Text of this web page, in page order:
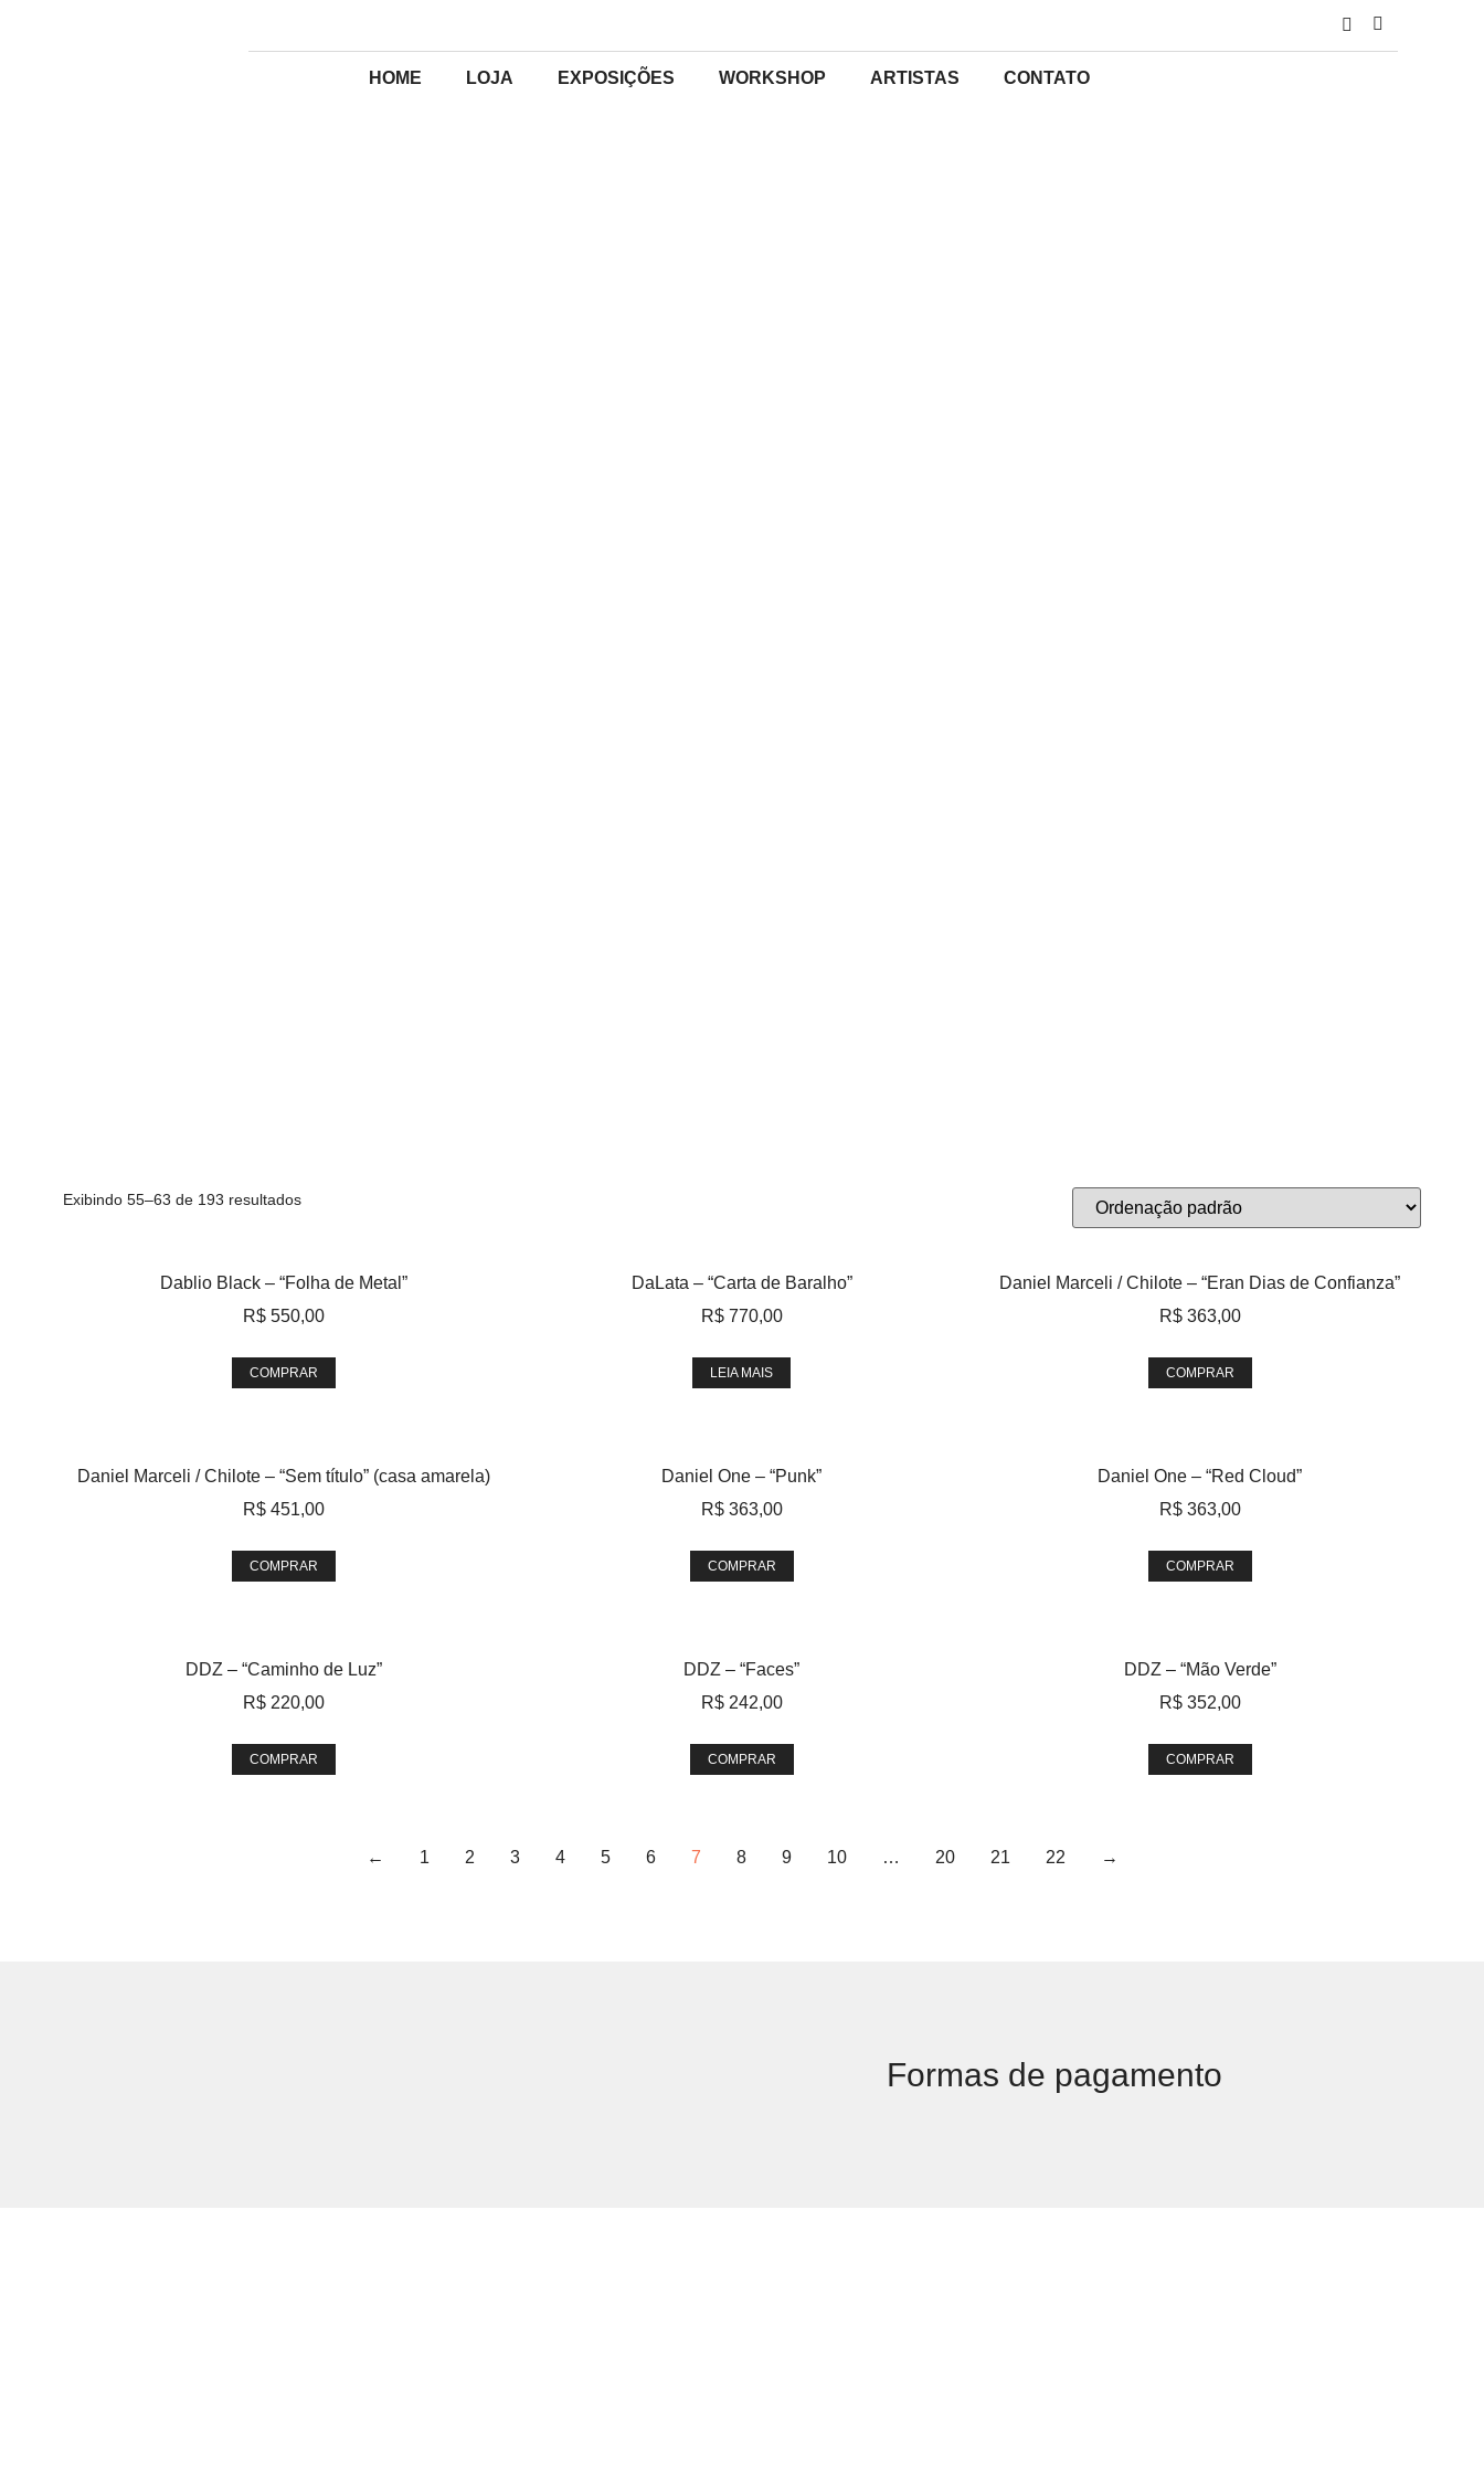
HOME LOJA EXPOSIÇÕES WORKSHOP ARTISTAS CONTATO
Exibindo 55–63 de 193 resultados
Dablio Black – “Folha de Metal”
R$ 550,00
COMPRAR
DaLata – “Carta de Baralho”
R$770,00
LEIA MAIS
Daniel Marceli / Chilote – “Eran Dias de Confianza”
R$363,00
COMPRAR
Daniel Marceli / Chilote – “Sem título” (casa amarela)
R$ 451,00
COMPRAR
Daniel One – “Punk”
R$363,00
COMPRAR
Daniel One – “Red Cloud”
R$363,00
COMPRAR
DDZ – “Caminho de Luz”
R$ 220,00
COMPRAR
DDZ – “Faces”
R$242,00
COMPRAR
DDZ – “Mão Verde”
R$352,00
COMPRAR
← 1 2 3 4 5 6 7 8 9 10 … 20 21 22 →
Formas de pagamento